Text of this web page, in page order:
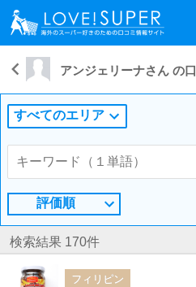
アンジェリーナさん の
すべてのエリア
評価順
検索結果 170件
フィリピン